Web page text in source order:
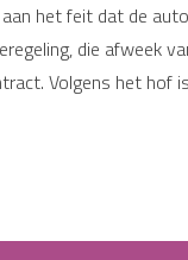
het feit dat de
die afweek
Volgens het hof